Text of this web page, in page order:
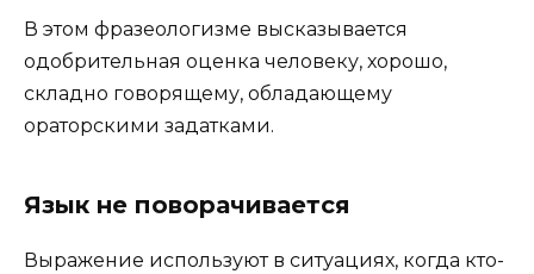
В этом фразеологизме высказывается
одобрительная оценка человеку, хорошо,
складно говорящему, обладающему
ораторскими задатками.
Язык не поворачивается
Выражение используют в ситуациях, когда кто-